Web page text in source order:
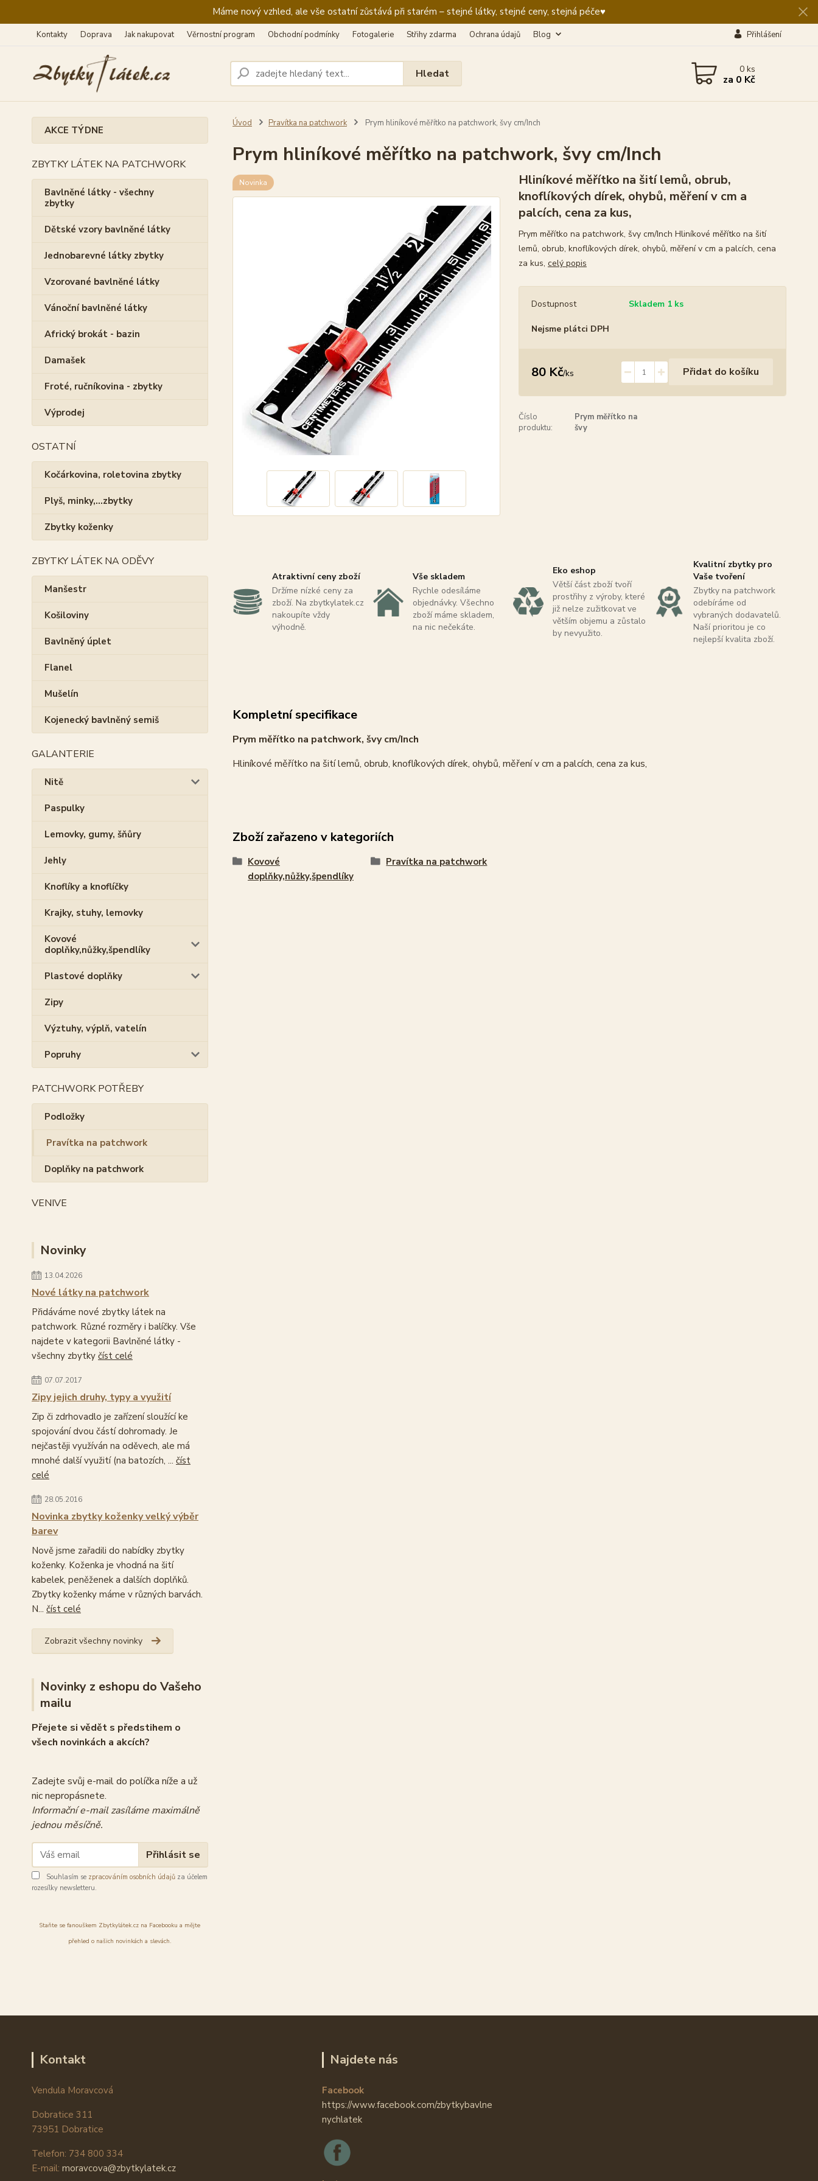
Máme nový vzhled, ale vše ostatní zůstává při starém – stejné látky, stejné ceny, stejná péče♥️
Kontakty Doprava Jak nakupovat Věrnostní program Obchodní podmínky Fotogalerie Střihy zdarma Ochrana údajů Blog Přihlášení
Hledat 0ks
za 0 Kč
AKCE TÝDNE
ZBYTKY LÁTEK NA PATCHWORK
Bavlněné látky - všechny
zbytky
Dětské vzory bavlněné látky
Jednobarevné látky zbytky
Vzorované bavlněné látky
Vánoční bavlněné látky
Africký brokát - bazin
Damašek
Froté, ručníkovina - zbytky
Výprodej
OSTATNÍ
Kočárkovina, roletovina zbytky
Plyš, minky,...zbytky
Zbytky koženky
ZBYTKY LÁTEK NA ODĚVY
Manšestr
Košiloviny
Bavlněný úplet
Flanel
Mušelín
Kojenecký bavlněný semiš
GALANTERIE
Nitě
Paspulky
Lemovky, gumy, šňůry
Jehly
Knoflíky a knoflíčky
Krajky, stuhy, lemovky
Kovové
doplňky,nůžky,špendlíky
Plastové doplňky
Zipy
Výztuhy, výplň, vatelín
Popruhy
PATCHWORK POTŘEBY
Podložky
Pravítka na patchwork
Doplňky na patchwork
VENIVE
Novinky
13.04.2026
Nové látky na patchwork
Přidáváme nové zbytky látek na
patchwork. Různé rozměry i balíčky. Vše
najdete v kategorii Bavlněné látky -
všechny zbytky číst celé
07.07.2017
Zipy jejich druhy, typy a využití
Zip či zdrhovadlo je zařízení sloužící ke
spojování dvou částí dohromady. Je
nejčastěji využíván na oděvech, ale má
mnohé další využití (na batozích, ... číst
celé
28.05.2016
Novinka zbytky koženky velký výběr
barev
Nově jsme zařadili do nabídky zbytky
koženky. Koženka je vhodná na šití
kabelek, peněženek a dalších doplňků.
Zbytky koženky máme v různých barvách.
N... číst celé
Zobrazit všechny novinky
Novinky z eshopu do Vašeho
mailu
Přejete si vědět s předstihem o
všech novinkách a akcích?
Zadejte svůj e-mail do políčka níže a už
nic nepropásnete.
Informační e-mail zasíláme maximálně
jednou měsíčně.
Přihlásit se
Souhlasím se zpracováním osobních údajů za účelem
rozesílky newsletteru.
Staňte se fanouškem Zbytkylátek.cz na Facebooku a mějte
přehled o našich novinkách a slevách.
Úvod Pravítka na patchwork Prym hliníkové měřítko na patchwork, švy cm/Inch
Prym hliníkové měřítko na patchwork, švy cm/Inch
Novinka
Hliníkové měřítko na šití lemů, obrub,
knoflíkových dírek, ohybů, měření v cm a
palcích, cena za kus,
Prym měřítko na patchwork, švy cm/Inch Hliníkové měřítko na šití
lemů, obrub, knoflíkových dírek, ohybů, měření v cm a palcích, cena
za kus, celý popis
Dostupnost Skladem 1 ks
Nejsme plátci DPH
80 Kč/ks Přidat do košíku
Číslo
produktu:
Prym měřítko na
švy
Atraktivní ceny zboží
Držíme nízké ceny za
zboží. Na zbytkylatek.cz
nakoupíte vždy
výhodně.
Vše skladem
Rychle odesíláme
objednávky. Všechno
zboží máme skladem,
na nic nečekáte.
Eko eshop
Větší část zboží tvoří
prostřihy z výroby, které
již nelze zužitkovat ve
větším objemu a zůstalo
by nevyužito.
Kvalitní zbytky pro
Vaše tvoření
Zbytky na patchwork
odebíráme od
vybraných dodavatelů.
Naší prioritou je co
nejlepší kvalita zboží.
Kompletní specifikace
Prym měřítko na patchwork, švy cm/Inch
Hliníkové měřítko na šití lemů, obrub, knoflíkových dírek, ohybů, měření v cm a palcích, cena za kus,
Zboží zařazeno v kategoriích
Kovové
doplňky,nůžky,špendlíky
Pravítka na patchwork
Kontakt
Vendula Moravcová
Dobratice 311
73951 Dobratice
Telefon: 734 800 334
E-mail: moravcova@zbytkylatek.cz
Najdete nás
Facebook
https://www.facebook.com/zbytkybavlne
nychlatek